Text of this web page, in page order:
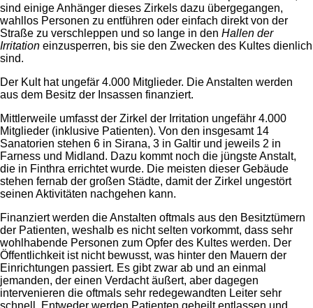
sind einige Anhänger dieses Zirkels dazu übergegangen,
wahllos Personen zu entführen oder einfach direkt von der
Straße zu verschleppen und so lange in den Hallen der
Irritation einzusperren, bis sie den Zwecken des Kultes dienlich
sind.
Der Kult hat ungefär 4.000 Mitglieder. Die Anstalten werden
aus dem Besitz der Insassen finanziert.
Mittlerweile umfasst der Zirkel der Irritation ungefähr 4.000
Mitglieder (inklusive Patienten). Von den insgesamt 14
Sanatorien stehen 6 in Sirana, 3 in Galtir und jeweils 2 in
Farness und Midland. Dazu kommt noch die jüngste Anstalt,
die in Finthra errichtet wurde. Die meisten dieser Gebäude
stehen fernab der großen Städte, damit der Zirkel ungestört
seinen Aktivitäten nachgehen kann.
Finanziert werden die Anstalten oftmals aus den Besitztümern
der Patienten, weshalb es nicht selten vorkommt, dass sehr
wohlhabende Personen zum Opfer des Kultes werden. Der
Öffentlichkeit ist nicht bewusst, was hinter den Mauern der
Einrichtungen passiert. Es gibt zwar ab und an einmal
jemanden, der einen Verdacht äußert, aber dagegen
intervenieren die oftmals sehr redegewandten Leiter sehr
schnell. Entweder werden Patienten geheilt entlassen und